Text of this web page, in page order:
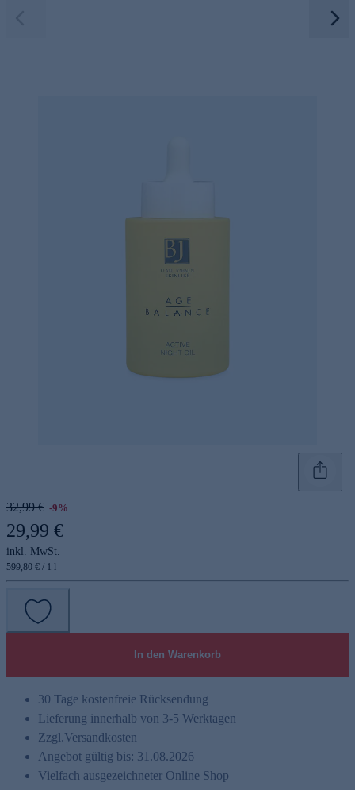
32,99 € -9%
29,99 €
inkl. MwSt.
599,80 € / 1 l
In den Warenkorb
30 Tage kostenfreie Rücksendung
Lieferung innerhalb von 3-5 Werktagen
Zzgl.Versandkosten
Angebot gültig bis: 31.08.2026
Vielfach ausgezeichneter Online Shop